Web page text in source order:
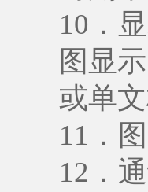
10．
图显
或单
11．
12．